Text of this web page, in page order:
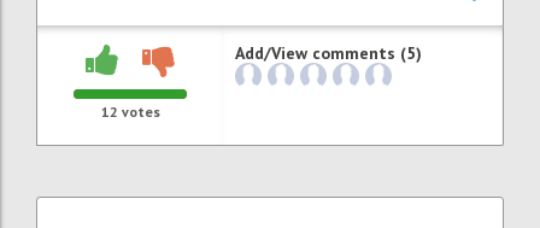
12 votes
Add/View comments (5)